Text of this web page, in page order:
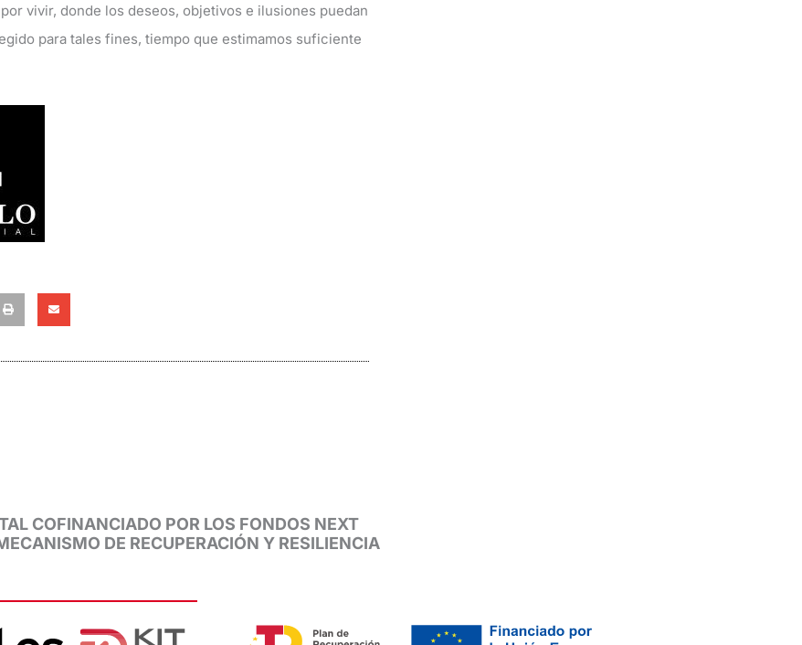
vivir, donde los deseos, objetivos e ilusiones puedan
para tales fines, tiempo que estimamos suficiente
COFINANCIADO POR LOS FONDOS NEXT
DE RECUPERACIÓN Y RESILIENCIA